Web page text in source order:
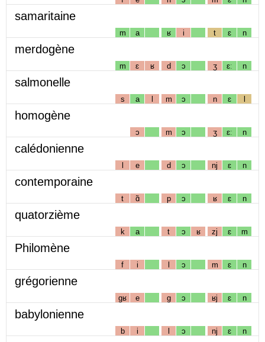
samaritaine
m a ʁ i t ɛ n
merdogène
m ɛ ʁ d ɔ ʒ ɛː n
salmonelle
s a l m ɔ n ɛ l
homogène
ɔ m ɔ ʒ ɛː n
calédonienne
l e d ɔ nj ɛ n
contemporaine
t ɑ̃ p ɔ ʁ ɛ n
quatorzième
k a t ɔ ʁ zj ɛ m
Philomène
f i l ɔ m ɛ n
grégorienne
gʁ e g ɔ ʁj ɛ n
babylonienne
b i l ɔ nj ɛ n